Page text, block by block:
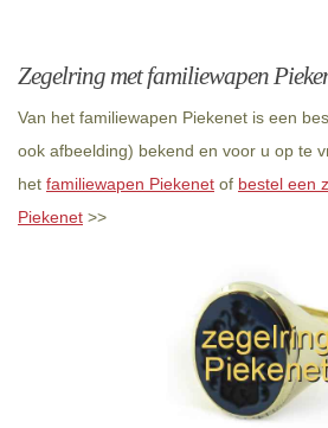
Zegelring met familiewapen
Van het familiewapen Piekenet is een
ook afbeelding) bekend en voor u op te
het familiewapen Piekenet of bestel een
Piekenet >>